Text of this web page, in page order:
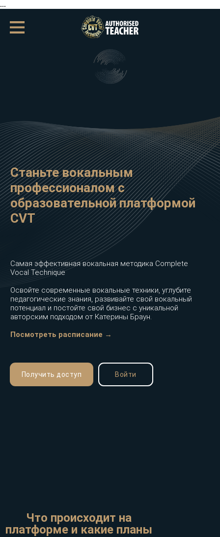
...
Получить доступ Войти
Самая эффективная вокальная методика Complete
Vocal Technique
Освойте современные вокальные техники, углубите
педагогические знания, развивайте свой вокальный
потенциал и постойте свой бизнес с уникальной
авторским подходом от Катерины Браун.
Посмотреть расписание →
Станьте вокальным
профессионалом с
образовательной платформой
CVT
Что происходит на
платформе и какие планы